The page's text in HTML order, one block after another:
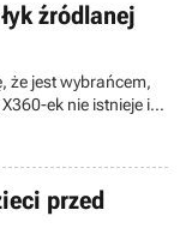
głąb historii i
źródlanej
że jest wybrańcem,
ek nie istnieje i
przed